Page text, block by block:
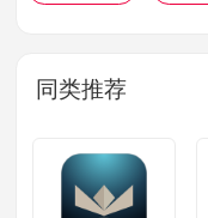
同类推荐